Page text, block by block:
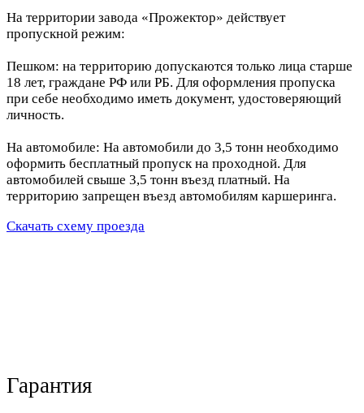
На территории завода «Прожектор» действует
пропускной режим:
Пешком: на территорию допускаются только лица старше
18 лет, граждане РФ или РБ. Для оформления пропуска
при себе необходимо иметь документ, удостоверяющий
личность.
На автомобиле: На автомобили до 3,5 тонн необходимо
оформить бесплатный пропуск на проходной. Для
автомобилей свыше 3,5 тонн въезд платный. На
территорию запрещен въезд автомобилям каршеринга.
Скачать схему проезда
Гарантия